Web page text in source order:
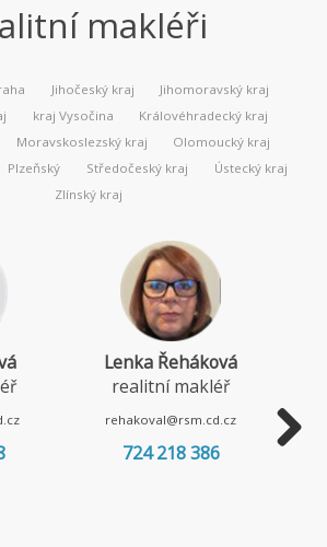
makléři
Jihočeský kraj
Jihomoravský kraj
kraj Vysočina
Královéhradecký kraj
Moravskoslezský kraj
Olomoucký kraj
Plzeňský Středočeský kraj
Ústecký kraj
Zlínský kraj
Lenka Řeháková
realitní makléř
rehakoval@rsm.cd.cz
724 218 386